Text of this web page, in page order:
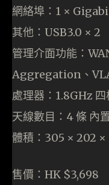
網絡埠：1 ×
其他：USB3.0 × 2
管理介面功能：
Aggregation、
處理器：1.8GHz 四
天線數目：4 條 內
體積：305 × 202 ×
售價：HK $3,698